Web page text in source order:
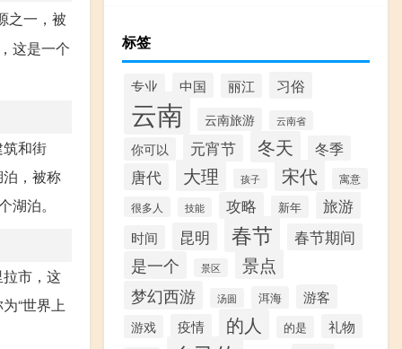
之一，被
这是一个
和街
，被称
泊。
市，这
“世界上
标签
专业 中国 丽江 习俗
云南 云南旅游 云南省
你可以 元宵节 冬天 冬季
唐代 大理 孩子 宋代 寓意
很多人 技能 攻略 新年 旅游
时间 昆明 春节 春节期间
是一个 景区 景点
梦幻西游 汤圆 洱海 游客
游戏 疫情 的人 的是 礼物